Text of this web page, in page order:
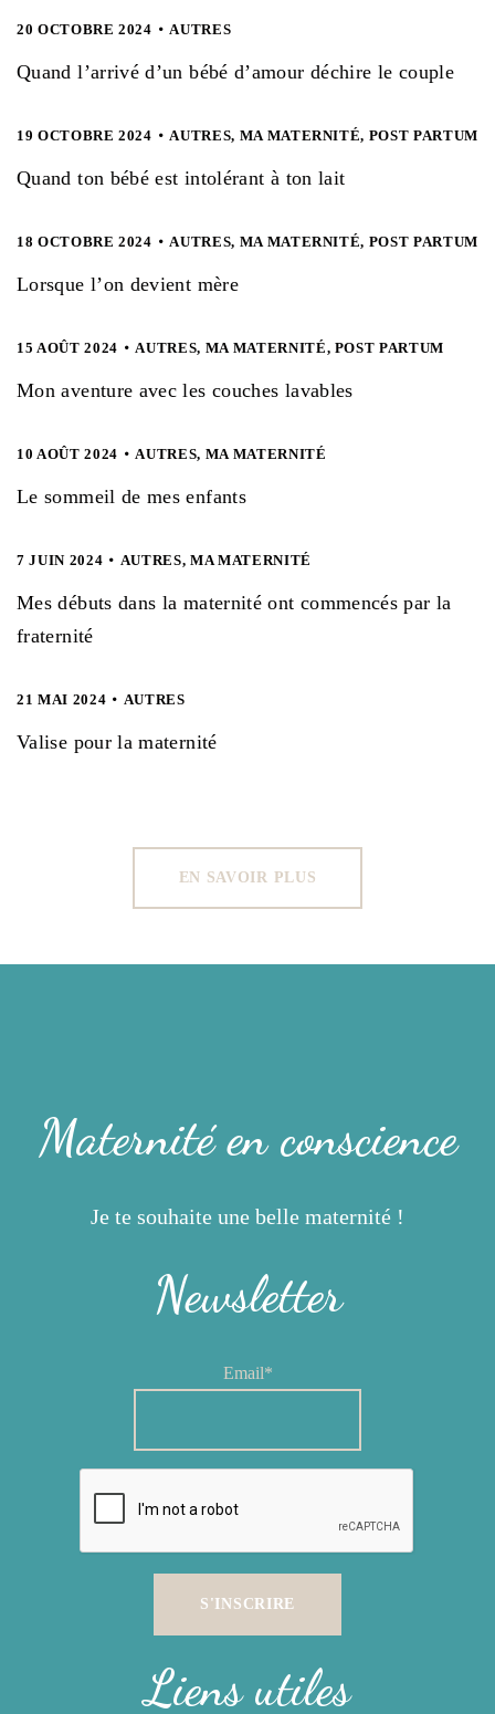
20 OCTOBRE 2024 AUTRES
Quand l’arrivé d’un bébé d’amour déchire le couple
19 OCTOBRE 2024 AUTRES, MA MATERNITÉ, POST PARTUM
Quand ton bébé est intolérant à ton lait
18 OCTOBRE 2024 AUTRES, MA MATERNITÉ, POST PARTUM
Lorsque l’on devient mère
15 AOÛT 2024 AUTRES, MA MATERNITÉ, POST PARTUM
Mon aventure avec les couches lavables
10 AOÛT 2024 AUTRES, MA MATERNITÉ
Le sommeil de mes enfants
7 JUIN 2024 AUTRES,MA MATERNITÉ
Mes débuts dans la maternité ont commencés par la
fraternité
21 MAI 2024 AUTRES
Valise pour la maternité
EN SAVOIR PLUS
Maternité en conscience
Je te souhaite une belle maternité !
Newsletter
Email*
Liens utiles